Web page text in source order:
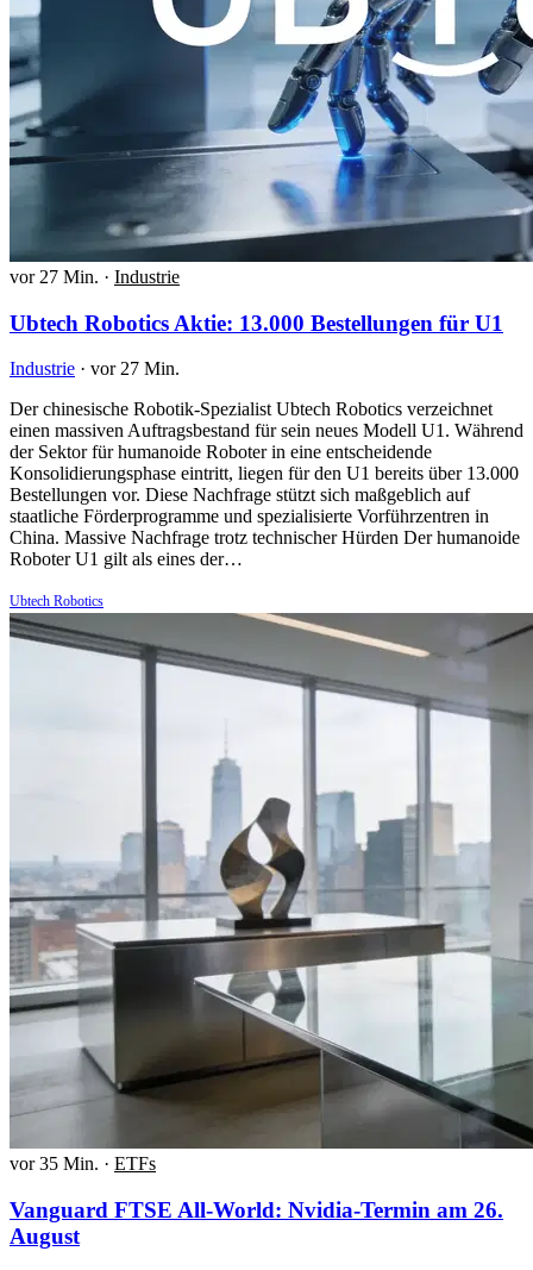
vor 27 Min. · Industrie
Ubtech Robotics Aktie: 13.000 Bestellungen für U1
Industrie · vor 27 Min.
Der chinesische Robotik-Spezialist Ubtech Robotics verzeichnet
einen massiven Auftragsbestand für sein neues Modell U1. Während
der Sektor für humanoide Roboter in eine entscheidende
Konsolidierungsphase eintritt, liegen für den U1 bereits über 13.000
Bestellungen vor. Diese Nachfrage stützt sich maßgeblich auf
staatliche Förderprogramme und spezialisierte Vorführzentren in
China. Massive Nachfrage trotz technischer Hürden Der humanoide
Roboter U1 gilt als eines der…
Ubtech Robotics
vor 35 Min. · ETFs
Vanguard FTSE All-World: Nvidia-Termin am 26.
August